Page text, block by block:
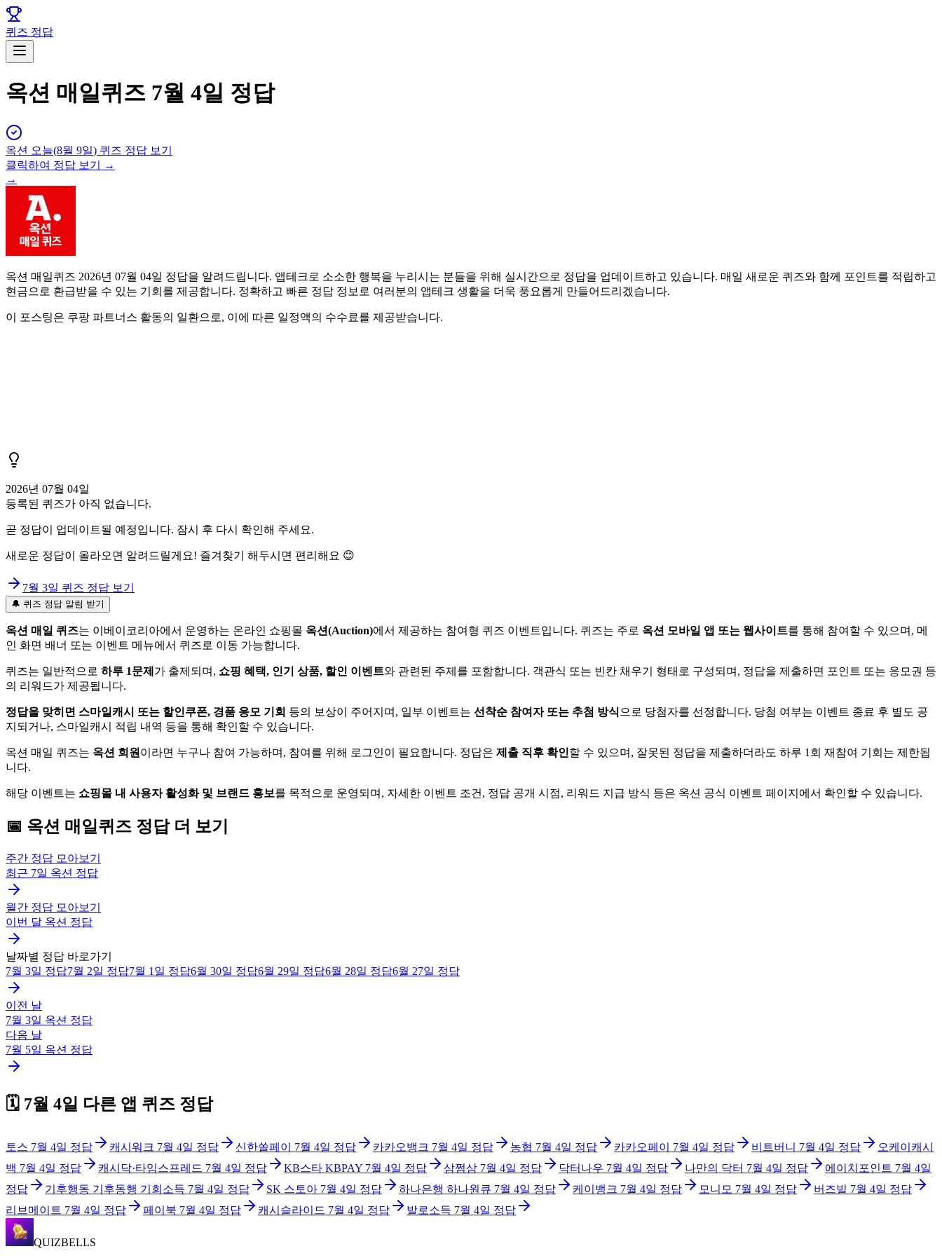
퀴즈 정답
옥션 매일퀴즈 7월 4일 정답
옥션 오늘(8월 9일) 퀴즈 정답 보기
클릭하여 정답 보기 →
→
옥션 매일퀴즈 2026년 07월 04일 정답을 알려드립니다. 앱테크로 소소한 행복을 누리시는 분들을 위해 실시간으로 정답을 업데이트하고 있습니다. 매일 새로운 퀴즈와 함께 포인트를 적립하고
현금으로 환급받을 수 있는 기회를 제공합니다. 정확하고 빠른 정답 정보로 여러분의 앱테크 생활을 더욱 풍요롭게 만들어드리겠습니다.
이 포스팅은 쿠팡 파트너스 활동의 일환으로, 이에 따른 일정액의 수수료를 제공받습니다.
2026년 07월 04일
등록된 퀴즈가 아직 없습니다.
곧 정답이 업데이트될 예정입니다. 잠시 후 다시 확인해 주세요.
새로운 정답이 올라오면 알려드릴게요! 즐겨찾기 해두시면 편리해요 😊
7월 3일 퀴즈 정답 보기
🔔 퀴즈 정답 알림 받기
옥션 매일 퀴즈는 이베이코리아에서 운영하는 온라인 쇼핑몰 옥션(Auction)에서 제공하는 참여형 퀴즈 이벤트입니다. 퀴즈는 주로 옥션 모바일 앱 또는 웹사이트를 통해 참여할 수 있으며, 메
인 화면 배너 또는 이벤트 메뉴에서 퀴즈로 이동 가능합니다.
퀴즈는 일반적으로 하루 1문제 가 출제되며, 쇼핑 혜택, 인기 상품, 할인 이벤트와 관련된 주제를 포함합니다. 객관식 또는 빈칸 채우기 형태로 구성되며, 정답을 제출하면 포인트 또는 응모권 등
의 리워드가 제공됩니다.
정답을 맞히면 스마일캐시 또는 할인쿠폰, 경품 응모 기회 등의 보상이 주어지며, 일부 이벤트는 선착순 참여자 또는 추첨 방식 으로 당첨자를 선정합니다. 당첨 여부는 이벤트 종료 후 별도 공
지되거나, 스마일캐시 적립 내역 등을 통해 확인할 수 있습니다.
옥션 매일 퀴즈는 옥션 회원 이라면 누구나 참여 가능하며, 참여를 위해 로그인이 필요합니다. 정답은 제출 직후 확인할 수 있으며, 잘못된 정답을 제출하더라도 하루 1회 재참여 기회는 제한됩
니다.
해당 이벤트는 쇼핑몰 내 사용자 활성화 및 브랜드 홍보를 목적으로 운영되며, 자세한 이벤트 조건, 정답 공개 시점, 리워드 지급 방식 등은 옥션 공식 이벤트 페이지에서 확인할 수 있습니다.
📅 옥션 매일퀴즈 정답 더 보기
주간 정답 모아보기
최근 7일 옥션 정답
월간 정답 모아보기
이번 달 옥션 정답
날짜별 정답 바로가기
7월 3일 정답7월 2일 정답7월 1일 정답6월 30일 정답6월 29일 정답6월 28일 정답6월 27일 정답
이전 날
7월 3일 옥션 정답
다음 날
7월 5일 옥션 정답
🗓️ 7월 4일 다른 앱 퀴즈 정답
토스 7월 4일 정답 캐시워크 7월 4일 정답 신한쏠페이 7월 4일 정답 카카오뱅크 7월 4일 정답 농협 7월 4일 정답 카카오페이 7월 4일 정답 비트버니 7월 4일 정답
오케이캐시
백 7월 4일 정답 캐시닥·타임스프레드 7월 4일 정답 KB스타 KBPAY 7월 4일 정답 삼쩜삼 7월 4일 정답 닥터나우 7월 4일 정답 나만의 닥터 7월 4일 정답 에이치포인트 7월 4일
정답
기후행동 기후동행 기회소득 7월 4일 정답 SK 스토아 7월 4일 정답 하나은행 하나원큐 7월 4일 정답 케이뱅크 7월 4일 정답 모니모 7월 4일 정답 버즈빌 7월 4일 정답
리브메이트 7월 4일 정답 페이북 7월 4일 정답 캐시슬라이드 7월 4일 정답 발로소득 7월 4일 정답
QUIZBELLS